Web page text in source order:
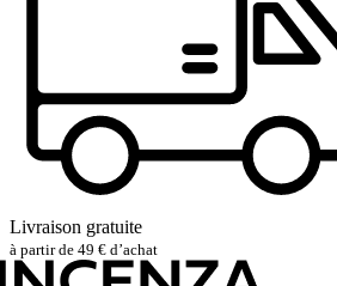
Livraison gratuite
à partir de 49 € d’achat